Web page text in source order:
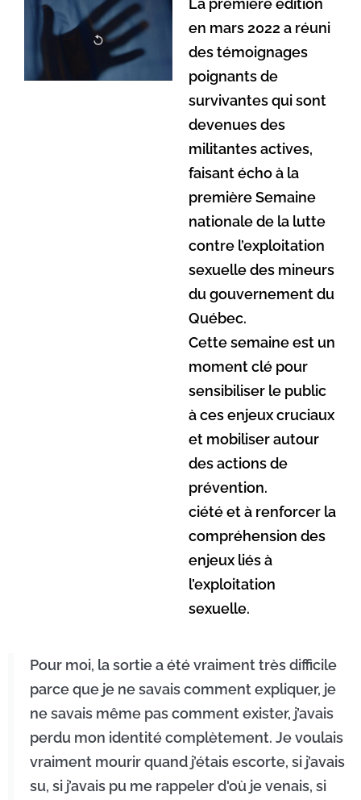
en mars 2022 a réuni
des témoignages
poignants de
survivantes qui sont
devenues des
militantes actives,
faisant écho à la
première Semaine
nationale de la lutte
contre l’exploitation
sexuelle des mineurs
du gouvernement du
Québec.
Cette semaine est un
moment clé pour
sensibiliser le public
à ces enjeux cruciaux
et mobiliser autour
des actions de
prévention.
ciété et à renforcer la
compréhension des
enjeux liés à
l’exploitation
sexuelle.
Pour moi, la sortie a été vraiment très difficile
parce que je ne savais comment expliquer, je
ne savais même pas comment exister, j’avais
perdu mon identité complètement. Je voulais
vraiment mourir quand j’étais escorte, si j’avais
su, si j’avais pu me rappeler d'où je venais, si